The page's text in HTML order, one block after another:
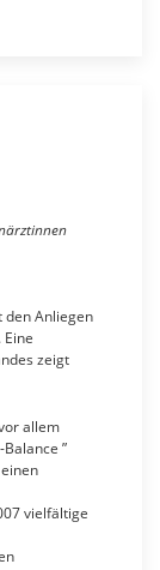
den Anliegen
zeigt
allem
”
vielfältige